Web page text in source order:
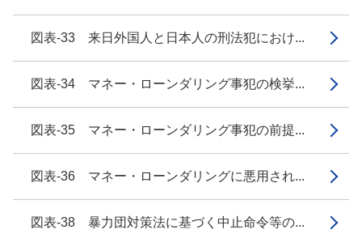
図表-33 来日外国人と日本人の刑法犯におけ...
図表-34 マネー・ローンダリング事犯の検挙...
図表-35 マネー・ローンダリング事犯の前提...
図表-36 マネー・ローンダリングに悪用され...
図表-38 暴力団対策法に基づく中止命令等の...